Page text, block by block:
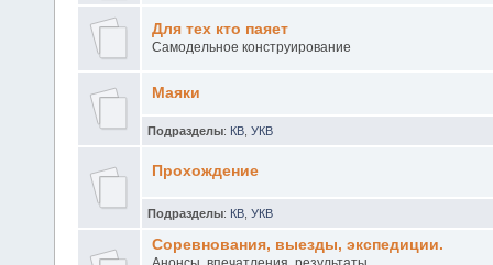
Для тех кто паяет
Самодельное конструирование
Маяки
Подразделы: КВ УКВ
Прохождение
Подразделы: КВ УКВ
Соревнования, выезды, экспедиции.